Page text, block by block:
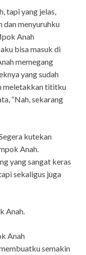
tapi yang jelas,
dan menyuruhku
Anah
bisa masuk di
memegang
yang sudah
meletakkan tititku
“Nah, sekarang
kutekan
Anah.
yang sangat keras
sekaligus juga
Anah.
Anah
semakin